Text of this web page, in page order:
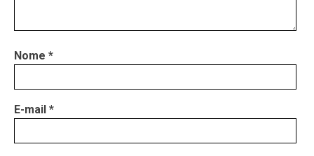
Nome *
E-mail *